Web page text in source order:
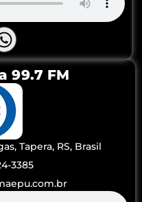
99.7 FM
Tapera, RS, Brasil
3385